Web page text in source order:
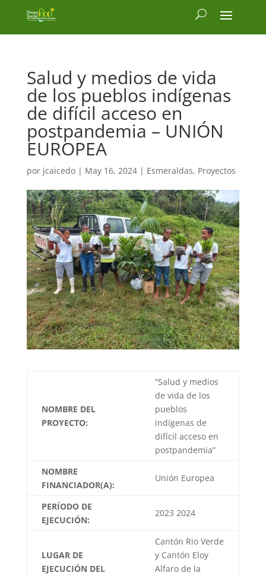
Salud y medios de vida
de los pueblos indígenas
de difícil acceso en
postpandemia – UNIÓN
EUROPEA
por jcaicedo| May 16, 2024| Esmeraldas, Proyectos
NOMBRE DEL
PROYECTO:
“Salud y medios
de vida de los
pueblos
indígenas de
difícil acceso en
postpandemia”
NOMBRE
FINANCIADOR(A):
Unión Europea
PERÍODO DE
EJECUCIÓN:
2023 2024
LUGAR DE
EJECUCIÓN DEL
Cantón Rio Verde
y Cantón Eloy
Alfaro de la